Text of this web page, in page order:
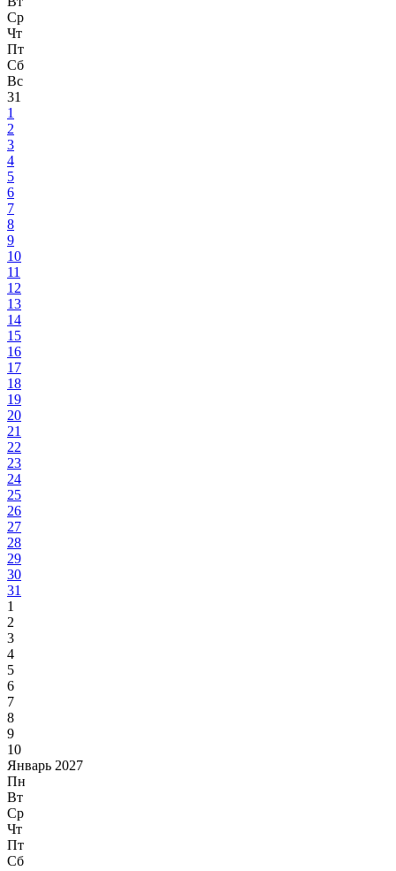
Ср
Чт
Пт
Сб
Вс
31
1
2
3
4
5
6
7
8
9
10
11
12
13
14
15
16
17
18
19
20
21
22
23
24
25
26
27
28
29
30
31
1
2
3
4
5
6
7
8
9
10
Январь 2027
Пн
Вт
Ср
Чт
Пт
Сб